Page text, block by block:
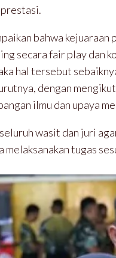
bahwa kejuaraan
secara fair play dan
hal tersebut
dengan
ilmu dan upaya
wasit dan juri
tugas